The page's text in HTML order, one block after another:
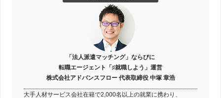
「法人派遣マッチング」ならびに
転職エージェント「♯就職しよう」運営
株式会社アドバンスフロー 代表取締役 中塚 章浩
大手人材サービス会社在籍で2,000名以上の就業に携わり、